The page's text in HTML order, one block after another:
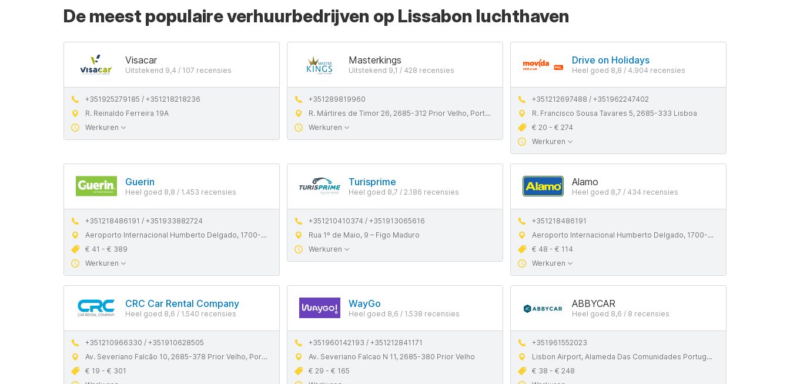
De meest populaire verhuurbedrijven op Lissabon luchthaven
Visacar
Uitstekend 9,4 / 107 recensies
+351925279185 / +351218218236
R. Reinaldo Ferreira 19A
Werkuren
Masterkings
Uitstekend 9,1 / 428 recensies
+351289819960
R. Mártires de Timor 26, 2685-312 Prior Velho, Portugal
Werkuren
Drive on Holidays
Heel goed 8,8 / 4.904 recensies
+351212697488 / +351962247402
R. Francisco Sousa Tavares 5, 2685-333 Lisboa
€ 20 - € 274
Werkuren
Guerin
Heel goed 8,8 / 1.453 recensies
+351218486191 / +351933882724
Aeroporto Internacional Humberto Delgado, 1700-008 Lisboa, Portugal
€ 41 - € 389
Werkuren
Turisprime
Heel goed 8,7 / 2.186 recensies
+351210410374 / +351913065616
Rua 1º de Maio, 9 – Figo Maduro
Werkuren
Alamo
Heel goed 8,7 / 434 recensies
+351218486191
Aeroporto Internacional Humberto Delgado, 1700-008 Lisboa, Portugal
€ 48 - € 114
Werkuren
CRC Car Rental Company
Heel goed 8,6 / 1.540 recensies
+351210966330 / +351910628505
Av. Severiano Falcão 10, 2685-378 Prior Velho, Portugal
€ 19 - € 301
WayGo
Heel goed 8,6 / 1.538 recensies
+351960142193 / +351212841171
Av. Severiano Falcao N 11, 2685-380 Prior Velho
€ 29 - € 165
ABBYCAR
Heel goed 8,6 / 8 recensies
+351961552023
Lisbon Airport, Alameda Das Comunidades Portuguesas, Lisboa, 1700-111
€ 38 - € 248